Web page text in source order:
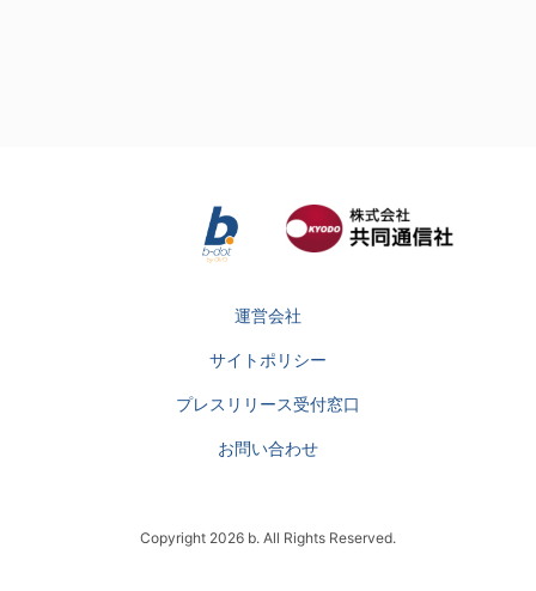
運営会社
サイトポリシー
プレスリリース受付窓口
お問い合わせ
Copyright 2026 b. All Rights Reserved.